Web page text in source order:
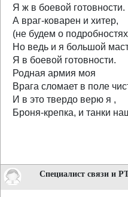
Я ж в боевой готовности.
А враг-коварен и хитер,
(не будем о
Но ведь и я большой
Я в боевой готовности.
Родная армия моя
Врага сломает в поле
И в это твердо верю я ,
Броня-крепка, и танки
Специалист связи и